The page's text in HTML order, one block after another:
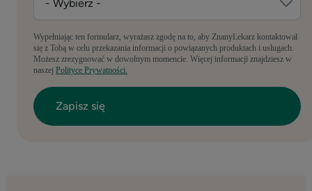
Wypełniając ten formularz, wyrażasz zgodę na to, aby ZnanyLekarz kontaktował
się z Tobą w celu przekazania informacji o powiązanych produktach i usługach.
Możesz zrezygnować w dowolnym momencie. Więcej informacji znajdziesz w
naszej Polityce Prywatności.